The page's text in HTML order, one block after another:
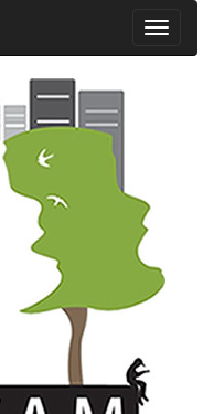
Toggle